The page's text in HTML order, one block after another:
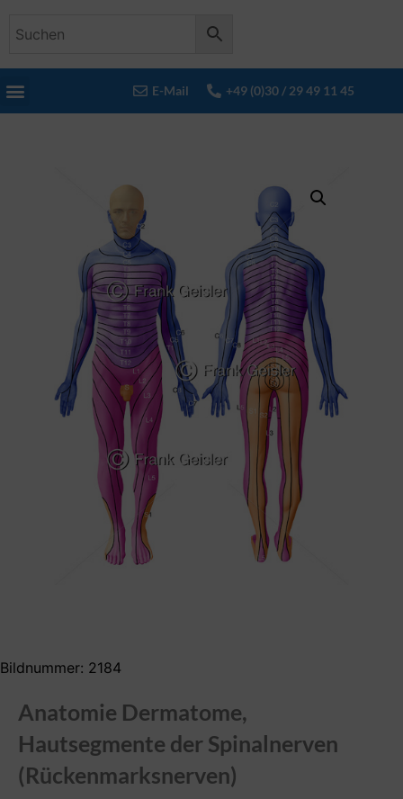
E-Mail +49 (0)30 / 29 49 11 45
Bildnummer: 2184
Anatomie Dermatome,
Hautsegmente der Spinalnerven
(Rückenmarksnerven)